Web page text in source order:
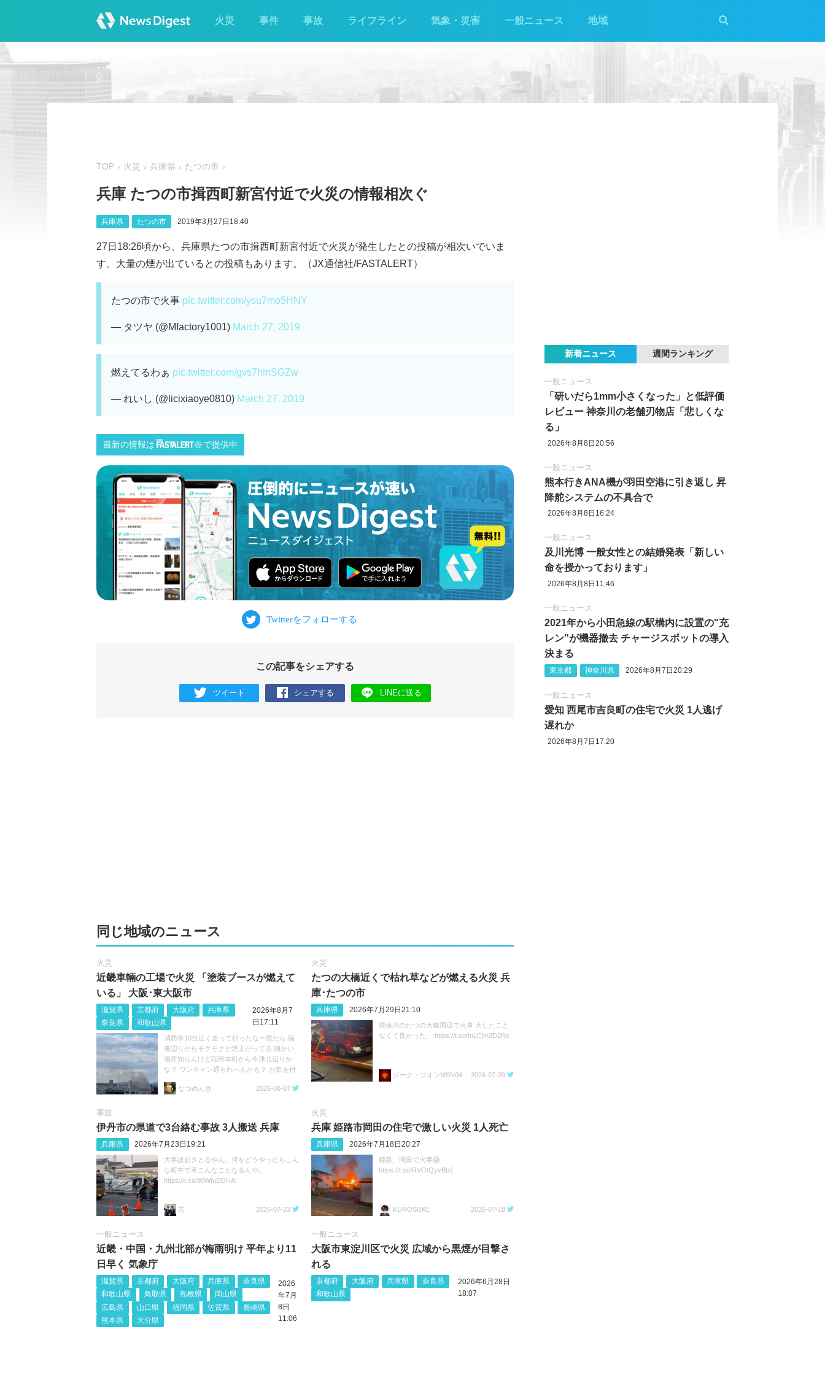
火災 事件 事故 ライフライン 気象・災害 一般ニュース 地域
TOP 火災 兵庫県 たつの市
兵庫 たつの市揖西町新宮付近で火災の情報相次ぐ
兵庫県 たつの市 2019年3月27日18:40
27日18:26頃から、兵庫県たつの市揖西町新宮付近で火災が発生したとの投稿が相次いでいま
す。大量の煙が出ているとの投稿もあります。（JX通信社/FASTALERT）
たつの市で火事 pic.twitter.com/ysu7mo5HNY
— タツヤ (@Mfactory1001) March 27, 2019
燃えてるわぁ pic.twitter.com/gvs7hmSGZw
— れいし (@licixiaoye0810) March 27, 2019
最新の情報は で提供中
この記事をシェアする
ツイート シェアする LINEに送る
同じ地域のニュース
火災
近畿車輛の工場で火災 「塗装ブースが燃えて
いる」 大阪･東大阪市
滋賀県 京都府 大阪府
兵庫県
奈良県
和歌山県
2026年8月7
日17:11
消防車10台近く走って行ったなー思たら 徳
庵辺りからモクモクと煙上がってる 細かい
場所知らんけど稲田本町から今津北辺りか
な？ ワンチャン通られへんかも？ お気を付
なつめん@
2026-08-07
火災
たつの大橋近くで枯れ草などが燃える火災 兵
庫･たつの市
兵庫県 2026年7月29日21:10
揖保川のたつの大橋周辺で火事 大したこと
なくて良かった。 https://t.co/mLCjm3D2Re
ジーク・ジオンMSN04 2026-07-29
事故
伊丹市の県道で3台絡む事故 3人搬送 兵庫
兵庫県 2026年7月23日19:21
大事故起きとるやん。何をどうやったらこん
な町中で車こんなことなるんや。
https://t.co/90WtuEOHAI
吉 2026-07-23
火災
兵庫 姫路市岡田の住宅で激しい火災 1人死亡
兵庫県 2026年7月18日20:27
姫路、岡田で火事😱
https://t.co/RVOtQyvBb2
KUROSUKE 2026-07-18
一般ニュース
近畿・中国・九州北部が梅雨明け 平年より11
日早く 気象庁
滋賀県 京都府 大阪府 兵庫県
奈良県
和歌山県
鳥取県 島根県
岡山県
広島県
山口県 福岡県 佐賀県
長崎県
熊本県
大分県
2026
年7月
8日
11:06
一般ニュース
大阪市東淀川区で火災 広域から黒煙が目撃さ
れる
京都府 大阪府 兵庫県
奈良県
和歌山県
2026年6月28日
18:07
新着ニュース 週間ランキング
一般ニュース
「研いだら1mm小さくなった」と低評価
レビュー 神奈川の老舗刃物店「悲しくな
る」
2026年8月8日20:56
一般ニュース
熊本行きANA機が羽田空港に引き返し 昇
降舵システムの不具合で
2026年8月8日16:24
一般ニュース
及川光博 一般女性との結婚発表「新しい
命を授かっております」
2026年8月8日11:46
一般ニュース
2021年から小田急線の駅構内に設置の"充
レン"が機器撤去 チャージスポットの導入
決まる
東京都 神奈川県 2026年8月7日20:29
一般ニュース
愛知 西尾市吉良町の住宅で火災 1人逃げ
遅れか
2026年8月7日17:20